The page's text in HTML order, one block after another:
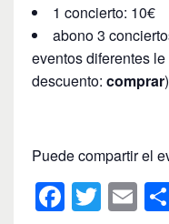
1 concierto: 10€
abono 3
eventos diferentes
descuento: comprar)
Puede compartir el
F T E